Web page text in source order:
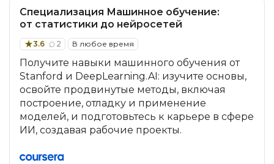
Специализация Машинное обучение:
от статистики до нейросетей
3.6 2 В любое время
Получите навыки машинного обучения от
Stanford и DeepLearning.AI: изучите основы,
освойте продвинутые методы, включая
построение, отладку и применение
моделей, и подготовьтесь к карьере в сфере
ИИ, создавая рабочие проекты.